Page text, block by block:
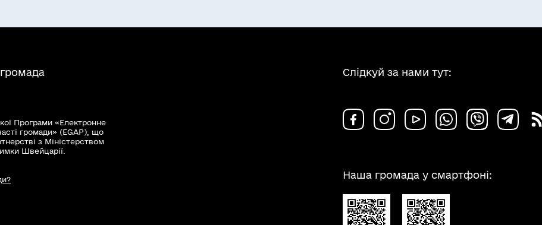
Програми «Електронне
громади» (EGAP), що
з Міністерством
Швейцарії.
Слідкуй за нами тут:
Наша громада у смартфоні: